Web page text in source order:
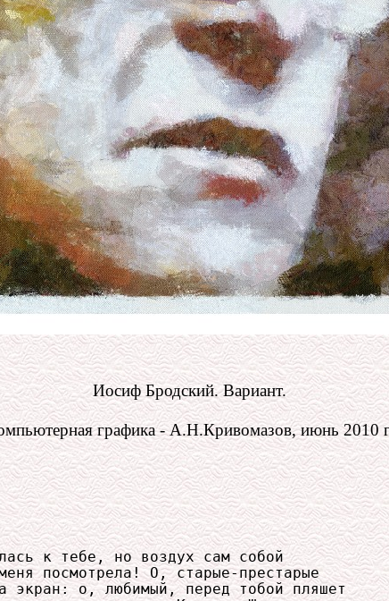
Иосиф Бродский. Вариант.
графика - А.Н.Кривомазов, июнь 2010
к тебе, но воздух сам собой
посмотрела! О, старые-престарые
экран: о, любимый, перед тобой пляшет